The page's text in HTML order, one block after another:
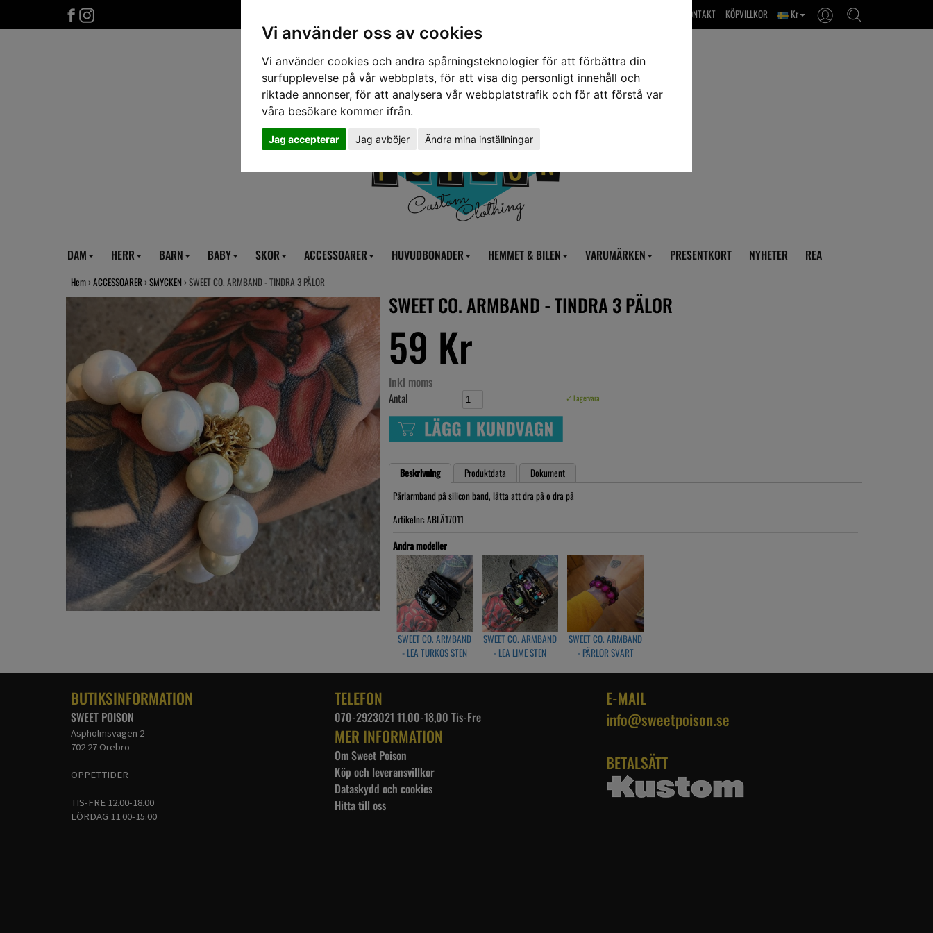
Vi använder oss av cookies
Vi använder cookies och andra spårningsteknologier för att förbättra din
surfupplevelse på vår webbplats, för att visa dig personligt innehåll och
riktade annonser, för att analysera vår webbplatstrafik och för att förstå var
våra besökare kommer ifrån.
Jag accepterar Jag avböjer Ändra mina inställningar
Kr
KÖPVILLKOR
OM OSS & KONTAKT
DAM HERR BARN BABY SKOR ACCESSOARER HUVUDBONADER HEMMET & BILEN VARUMÄRKEN PRESENTKORT NYHETER REA
Hem ›ACCESSOARER ›SMYCKEN › SWEET CO. ARMBAND - TINDRA 3 PÄLOR
SWEET CO. ARMBAND - TINDRA 3 PÄLOR
59 Kr
Inkl moms
Antal ✓ Lagervara
Beskrivning Produktdata
Dokument
Pärlarmband på silicon band, lätta att dra på o dra på
Artikelnr: ABLÄ17011
Andra modeller
SWEET CO. ARMBAND
- LEA TURKOS STEN
SWEET CO. ARMBAND
- LEA LIME STEN
SWEET CO. ARMBAND
- PÄRLOR SVART
BUTIKSINFORMATION
SWEET POISON
Aspholmsvägen 2
702 27 Örebro
ÖPPETTIDER
TIS-FRE 12.00-18.00
LÖRDAG 11.00-15.00
TELEFON
070-2923021 11,00-18,00 Tis-Fre
MER INFORMATION
Om Sweet Poison
Köp och leveransvillkor
Dataskydd och cookies
Hitta till oss
E-MAIL
info@sweetpoison.se
BETALSÄTT